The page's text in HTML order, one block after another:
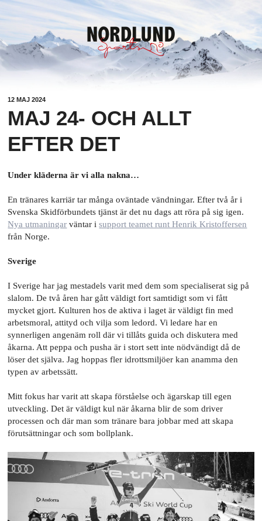
12 MAJ 2024
MAJ 24- OCH ALLT
EFTER DET
Under kläderna är vi alla nakna…
En tränares karriär tar många oväntade vändningar. Efter två år i
Svenska Skidförbundets tjänst är det nu dags att röra på sig igen.
Nya utmaningar väntar isupport teamet runt Henrik Kristoffersen
från Norge.
Sverige
I Sverige har jag mestadels varit med dem som specialiserat sig på
slalom. De två åren har gått väldigt fort samtidigt som vi fått
mycket gjort. Kulturen hos de aktiva i laget är väldigt fin med
arbetsmoral, attityd och vilja som ledord. Vi ledare har en
synnerligen angenäm roll där vi tillåts guida och diskutera med
åkarna. Att peppa och pusha är i stort sett inte nödvändigt då de
löser det själva. Jag hoppas fler idrottsmiljöer kan anamma den
typen av arbetssätt.
Mitt fokus har varit att skapa förståelse och ägarskap till egen
utveckling. Det är väldigt kul när åkarna blir de som driver
processen och där man som tränare bara jobbar med att skapa
förutsättningar och som bollplank.